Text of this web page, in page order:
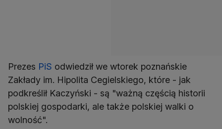
Prezes PiS odwiedził we wtorek poznańskie
Zakłady im. Hipolita Cegielskiego, które - jak
podkreślił Kaczyński - są "ważną częścią historii
polskiej gospodarki, ale także polskiej walki o
wolność".